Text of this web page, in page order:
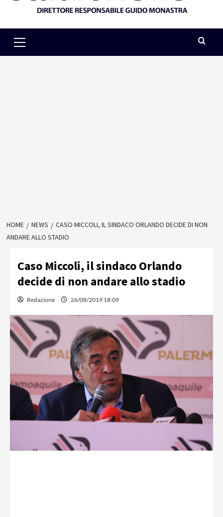
Menu
HOME NEWS
CASO MICCOLI, IL SINDACO ORLANDO DECIDE DI NON
ANDARE ALLO STADIO
Caso Miccoli, il sindaco Orlando
decide di non andare allo stadio
Redazione 26/08/2019 18:09